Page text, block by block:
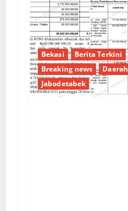
Bekasi
Berita Terkini
Breaking news
Daerah
Jabodetabek